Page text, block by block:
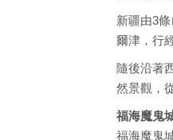
新疆由3
爾津，行
隨後沿著
然景觀，
福海魔鬼
福海魔鬼